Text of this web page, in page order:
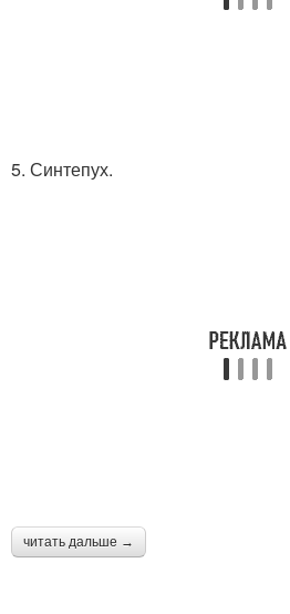
5. Синтепух.
читать дальше →